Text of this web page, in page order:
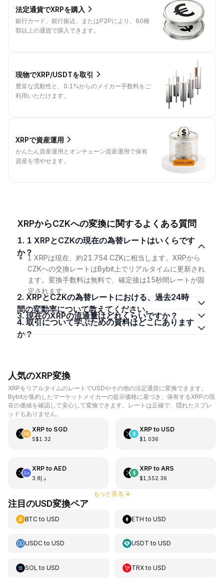
法定通貨でXRPを購入
銀行カード、銀行振込、またはP2Pにより、60種
類以上の通貨で購入できます。
現物でXRP/USDTを取引
豊富な流動性と、0.1%からのメイカー手数料をご
利用いただけます。
XRPで資産運用
かんたん資産運用とオンチェーン資産運用で保有
資産を増やせます。
XRPからCZKへの変換に関するよくある質問
1. 1 XRPとCZKの現在の為替レートはいくらです
か？
1 XRPは現在、約21.754 CZKに相当します。XRPから
CZKへの交換レートはBybit上でリアルタイムに更新され
ます。変換手数料は無料で、確定後は15秒間レートが固
定されます。
2. XRPとCZKの為替レートにおける、過去24時
間の変動率について教えてください。
3. 現在のXRPの流通量はどれくらいですか？
4. 取引について学ぶための資料はどこにあります
か？
人気のXRP変換
XRPをリアルタイムのレートでUSDやその他の法定通貨に変換できます。
Bybitが集約したマーケットメイカーの提示価格に基づき、保有するXRPの現
在の価値を確認して安心して変換できます。レートは正確で、隠れたスプレ
ッドもありません。
XRPto SGD
S$1.32
XRPto USD
$1.036
XRPto AED
د.إ3.8
XRPto ARS
$1,552.36
もっと見る ↓
注目のUSD変換ペア
BTCto USD ETH toUSD
USDCto USD USDT toUSD
SOL to USD TRXtoUSD